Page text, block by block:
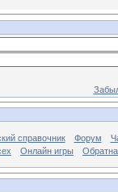
справочник Форум
Онлайн игры